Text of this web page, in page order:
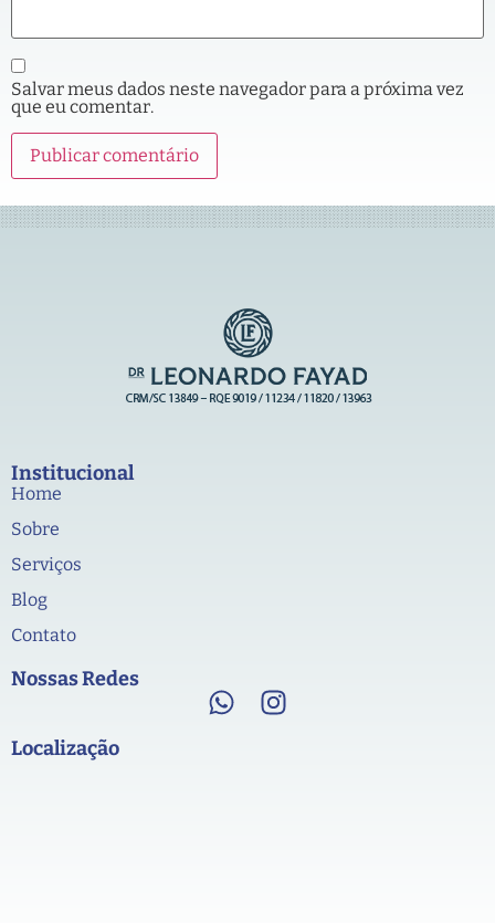
Salvar meus dados neste navegador para a próxima vez
que eu comentar.
Institucional
Home
Sobre
Serviços
Blog
Contato
Nossas Redes
Localização